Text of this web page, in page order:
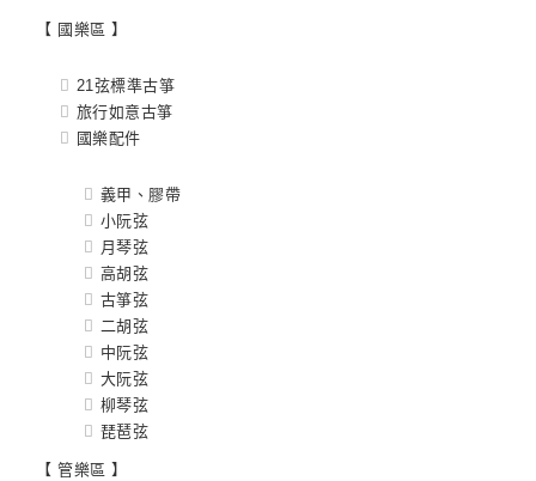
【 國樂區 】
21弦標準古箏
旅行如意古箏
國樂配件
義甲、膠帶
小阮弦
月琴弦
高胡弦
古箏弦
二胡弦
中阮弦
大阮弦
柳琴弦
琵琶弦
【 管樂區 】